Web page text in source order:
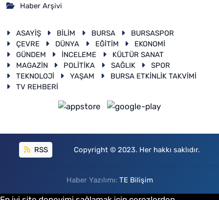
Haber Arşivi
ASAYİŞ BİLİM BURSA
BURSASPOR
ÇEVRE
DÜNYA EĞİTİM
EKONOMİ
GÜNDEM
İNCELEME
KÜLTÜR SANAT
MAGAZİN
POLİTİKA SAĞLIK
SPOR
TEKNOLOJİ
YAŞAM
BURSA ETKİNLİK TAKVİMİ
TV REHBERİ
RSS Copyright © 2023. Her hakkı saklıdır.
Haber Yazılımı: TE Bilişim